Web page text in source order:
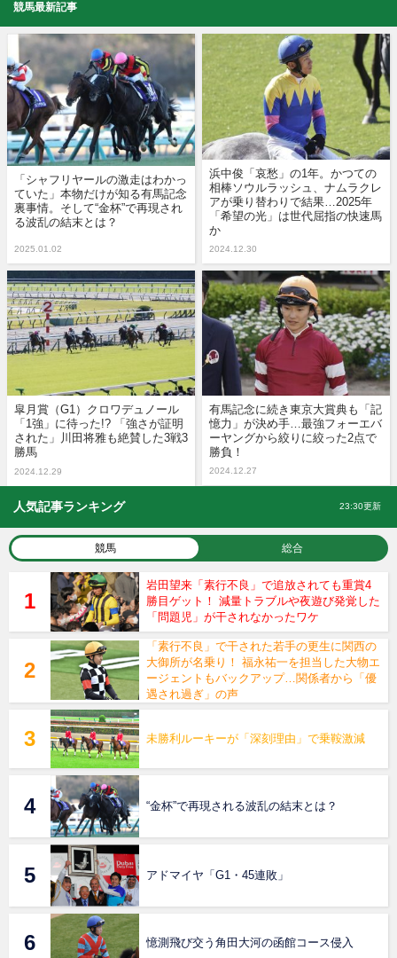
競馬最新記事
「シャフリヤールの激走はわかっ
ていた」本物だけが知る有馬記念
裏事情。そして“金杯”で再現され
る波乱の結末とは？
2025.01.02
浜中俊「哀愁」の1年。かつての
相棒ソウルラッシュ、ナムラクレ
アが乗り替わりで結果…2025年
「希望の光」は世代屈指の快速馬
か
2024.12.30
皐月賞（G1）クロワデュノール
「1強」に待った!? 「強さが証明
された」川田将雅も絶賛した3戦3
勝馬
2024.12.29
有馬記念に続き東京大賞典も「記
憶力」が決め手…最強フォーエバ
ーヤングから絞りに絞った2点で
勝負！
2024.12.27
人気記事ランキング 23:30更新
競馬 総合
岩田望来「素行不良」で追放されても重賞4
勝目ゲット！ 減量トラブルや夜遊び発覚した
「問題児」が干されなかったワケ
「素行不良」で干された若手の更生に関西の
大御所が名乗り！ 福永祐一を担当した大物エ
ージェントもバックアップ…関係者から「優
遇され過ぎ」の声
未勝利ルーキーが「深刻理由」で乗鞍激減
“金杯”で再現される波乱の結末とは？
アドマイヤ「G1・45連敗」
憶測飛び交う角田大河の函館コース侵入